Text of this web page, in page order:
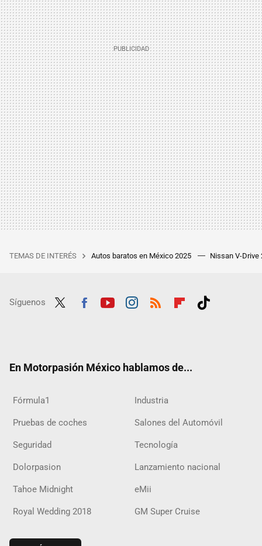
TEMAS DE INTERÉS Autos baratos en México 2025 Nissan V-Drive
Síguenos
En Motorpasión México hablamos de...
Fórmula1 Industria
Pruebas de coches Salones del Automóvil
Seguridad Tecnología
Dolorpasion Lanzamiento nacional
Tahoe Midnight eMii
Royal Wedding 2018 GM Super Cruise